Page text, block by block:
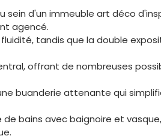
sein d'un immeuble art déco
agencé.
tandis que la double
offrant de nombreuses
buanderie attenante qui
bains avec baignoire et